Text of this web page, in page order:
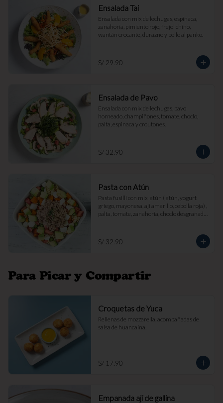
Ensalada Tai
Ensalada con mix de lechugas, espinaca,
zanahoria, pimiento rojo, frejol chino,
wantán crocante, durazno y pollo al panko.
S/ 29.90
Ensalada de Pavo
Ensalada con mix de lechugas, pavo
horneado, champiñones, tomate, choclo,
palta, espinaca y croutones.
S/ 32.90
Pasta con Atún
Pasta fusilli con mix  atún ( atún, yogurt
griego, mayonesa, aji amarillo, cebolla roja) ,
palta, tomate, zanahoria, choclo desgranado
S/ 32.90
Para Picar y Compartir
Croquetas de Yuca
Rellenas de mozzarella, acompañadas de
salsa de huancaína.
S/ 17.90
Empanada ají de gallina